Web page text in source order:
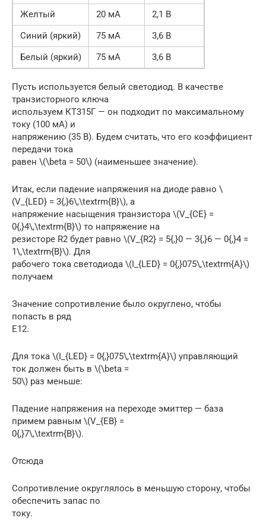
Желтый
20 мА
2,1 В
Синий (яркий)
75 мА
3,6 В
Белый (яркий)
75 мА 3,6 В
Пусть используется белый светодиод. В качестве
транзисторного ключа
используем КТ315Г — он подходит по максимальному
току (100 мА) и
напряжению (35 В). Будем считать, что его коэффициент
передачи тока
равен \(\beta = 50\) (наименьшее значение).
Итак, если падение напряжения на диоде равно \
(V_{LED} = 3{,}6\,\textrm{В}\), а
напряжение насыщения транзистора \(V_{CE} =
0{,}4\,\textrm{В}\) то напряжение на
резисторе R2 будет равно \(V_{R2} = 5{,}0 — 3{,}6 — 0{,}4 =
1\,\textrm{В}\). Для
рабочего тока светодиода \(I_{LED} = 0{,}075\,\textrm{А}\)
получаем
Значение сопротивление было округлено, чтобы
попасть в ряд
E12.
Для тока \(I_{LED} = 0{,}075\,\textrm{А}\) управляющий
ток должен быть в \(\beta =
50\) раз меньше:
Падение напряжения на переходе эмиттер — база
примем равным \(V_{EB} =
0{,}7\,\textrm{В}\).
Отсюда
Сопротивление округлялось в меньшую сторону, чтобы
обеспечить запас по
току.